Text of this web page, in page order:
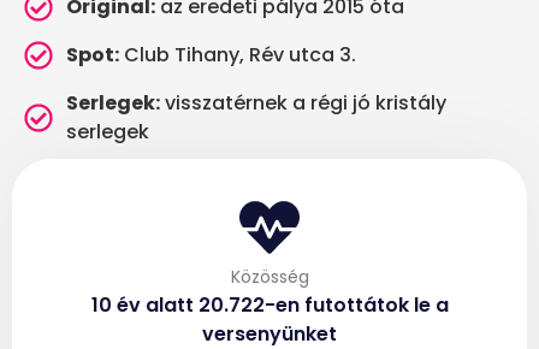
Original: az eredeti pálya 2015 óta
Spot: Club Tihany, Rév utca 3.
Serlegek:visszatérnek a régi jó kristály
serlegek
Közösség
10 év alatt 20.722-en futottátok le a
versenyünket